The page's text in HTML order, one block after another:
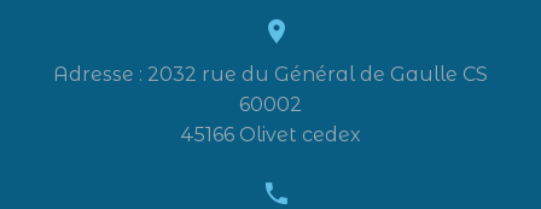


Adresse : 2032 rue du Général de Gaulle CS
60002
45166 Olivet cedex

